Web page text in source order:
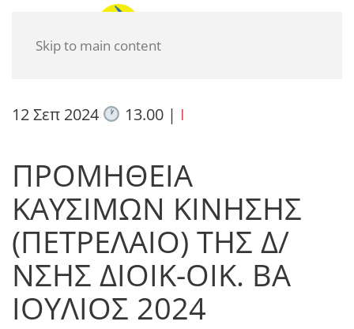
Skip to main content
12 Σεπ 2024 13.00| I
ΠΡΟΜΗΘΕΙΑ
ΚΑΥΣΙΜΩΝ ΚΙΝΗΣΗΣ
(ΠΕΤΡΕΛΑΙΟ) ΤΗΣ Δ/
ΝΣΗΣ ΔΙΟΙΚ-ΟΙΚ. ΒΑ
ΙΟΥΛΙΟΣ 2024